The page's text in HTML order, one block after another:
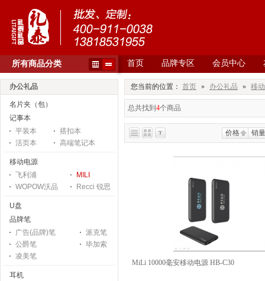
所有商品分类 首页 品牌专区 会员中心
您当前的位置： 首页 » 办公礼品 » 移
总共找到 4个商品
价格 销量
MiLi 10000毫安移动电源 HB-C30
办公礼品
名片夹（包）
记事本
平装本
搭扣本
活页本
高端笔记本
移动电源
飞利浦
MILI
WOPOW沃品
Recci 锐思
U盘
品牌笔
广告(品牌)笔
派克笔
公爵笔
毕加索
凌美笔
耳机